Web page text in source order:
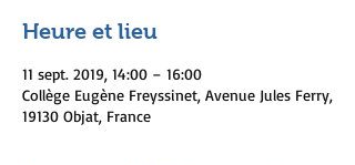
Heure et lieu
11 sept. 2019, 14:00 – 16:00
Collège Eugène Freyssinet, Avenue Jules Ferry,
19130 Objat, France